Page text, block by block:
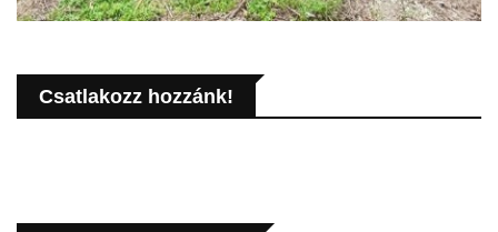
Csatlakozz hozzánk!